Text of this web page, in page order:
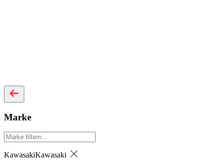
Marke
KawasakiKawasaki